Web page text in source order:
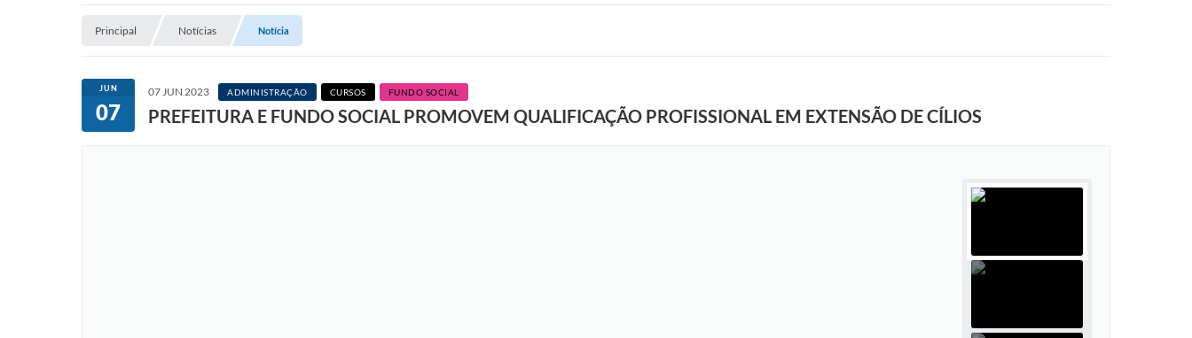
Principal Notícias Notícia
JUN
07
07 JUN 2023 ADMINISTRAÇÃO CURSOS FUNDO SOCIAL
PREFEITURA E FUNDO SOCIAL PROMOVEM QUALIFICAÇÃO PROFISSIONAL EM EXTENSÃO DE CÍLIOS